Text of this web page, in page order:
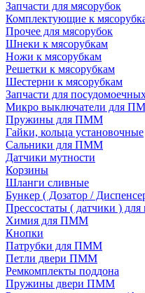
Запчасти для мясорубок
Комплектующие к
Прочее для мясорубок
Шнеки к мясорубкам
Ножи к мясорубкам
Решетки к мясорубкам
Шестерни к мясорубкам
Запчасти для
Микро выключатели для
Пружины для ПММ
Гайки, кольца установочные
Сальники для ПММ
Датчики мутности
Корзины
Шланги сливные
Бункер ( Дозатор /
Прессостаты ( датчики )
Химия для ПММ
Кнопки
Патрубки для ПММ
Петли двери ПММ
Ремкомплекты поддона
Пружины двери ПММ